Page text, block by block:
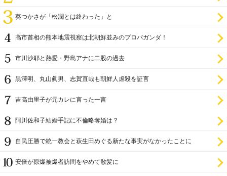
葵つかさが「松潤とは終わった」と
高市首相の熊本地震視察は北朝鮮並みのプロパガンダ！
市川沙耶と熱愛・野島アナに二股の過去
黒澤明、丸山眞男、志賀直哉も朝鮮人虐殺を証言
吉高由里子が元カレに言った一言
阿川佐和子結婚手記に不倫略奪婚は？
自民圧勝で統一教会と萩生田めぐる新たな事実がなかったことに
安倍が原爆被爆者訪問をやめて散髪に